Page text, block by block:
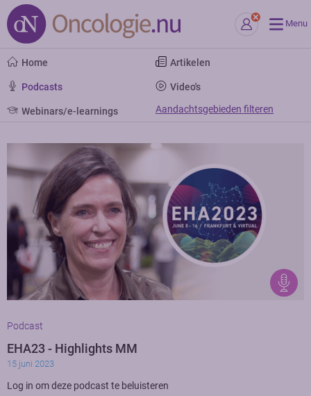
Menu
Home Artikelen
Podcasts Video's
Webinars/e-learnings Aandachtsgebieden filteren
Podcast
EHA23 - Highlights MM
15 juni 2023
Log in om deze podcast te beluisteren